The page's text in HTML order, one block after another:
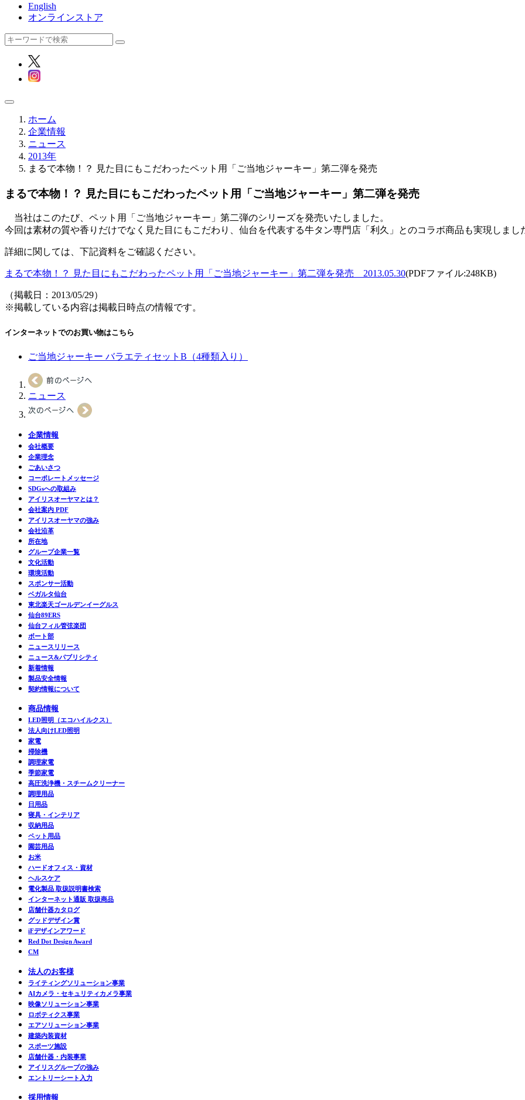
English
オンラインストア
ホーム
企業情報
ニュース
2013年
まるで本物！？ 見た目にもこだわったペット用「ご当地ジャーキー」第二弾を発売
まるで本物！？ 見た目にもこだわったペット用「ご当地ジャーキー」第二弾を発売
当社はこのたび、ペット用「ご当地ジャーキー」第二弾のシリーズを発売いたしました。
今回は素材の質や香りだけでなく見た目にもこだわり、仙台を代表する牛タン専門店「利久」とのコラボ商品も実現しまし
詳細に関しては、下記資料をご確認ください。
まるで本物！？ 見た目にもこだわったペット用「ご当地ジャーキー」第二弾を発売 2013.05.30(PDFファイル:248KB)
（掲載日：2013/05/29）
※掲載している内容は掲載日時点の情報です。
インターネットでのお買い物はこちら
ご当地ジャーキー バラエティセットB（4種類入り）
ニュース
企業情報
会社概要
企業理念
ごあいさつ
コーポレートメッセージ
SDGsへの取組み
アイリスオーヤマとは？
会社案内 PDF
アイリスオーヤマの強み
会社沿革
所在地
グループ企業一覧
文化活動
環境活動
スポンサー活動
ベガルタ仙台
東北楽天ゴールデンイーグルス
仙台89ERS
仙台フィル管弦楽団
ボート部
ニュースリリース
ニュース&パブリシティ
新着情報
製品安全情報
契約情報について
商品情報
LED照明（エコハイルクス）
法人向けLED照明
家電
掃除機
調理家電
季節家電
高圧洗浄機・スチームクリーナー
調理用品
日用品
寝具・インテリア
収納用品
ペット用品
園芸用品
お米
ハードオフィス・資材
ヘルスケア
電化製品 取扱説明書検索
インターネット通販 取扱商品
店舗什器カタログ
グッドデザイン賞
iFデザインアワード
Red Dot Design Award
CM
法人のお客様
ライティングソリューション事業
AIカメラ・セキュリティカメラ事業
映像ソリューション事業
ロボティクス事業
エアソリューション事業
建築内装資材
スポーツ施設
店舗什器・内装事業
アイリスグループの強み
エントリーシート入力
採用情報